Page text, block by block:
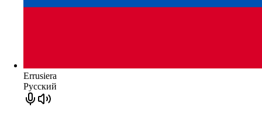
Errusiera
Русский